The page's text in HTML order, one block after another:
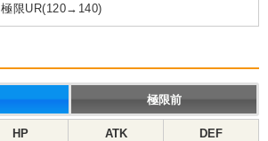
極限UR(120→140)
極限前
HP ATK DEF